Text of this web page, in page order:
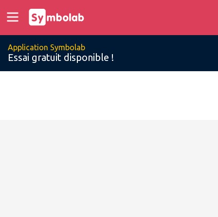
Application Symbolab
Essai gratuit disponible !